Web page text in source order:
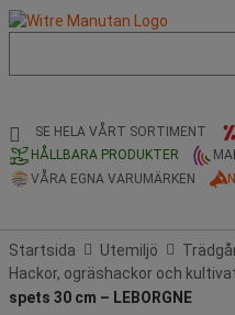
och
sökhistorik
SE HELA VÅRT SORTIMENT
HÅLLBARA PRODUKTER
VÅRA EGNA VARUMÄRKEN
Startsida Utemiljö
Hackor, ogräshackor och
spets 30 cm – LEBORGNE